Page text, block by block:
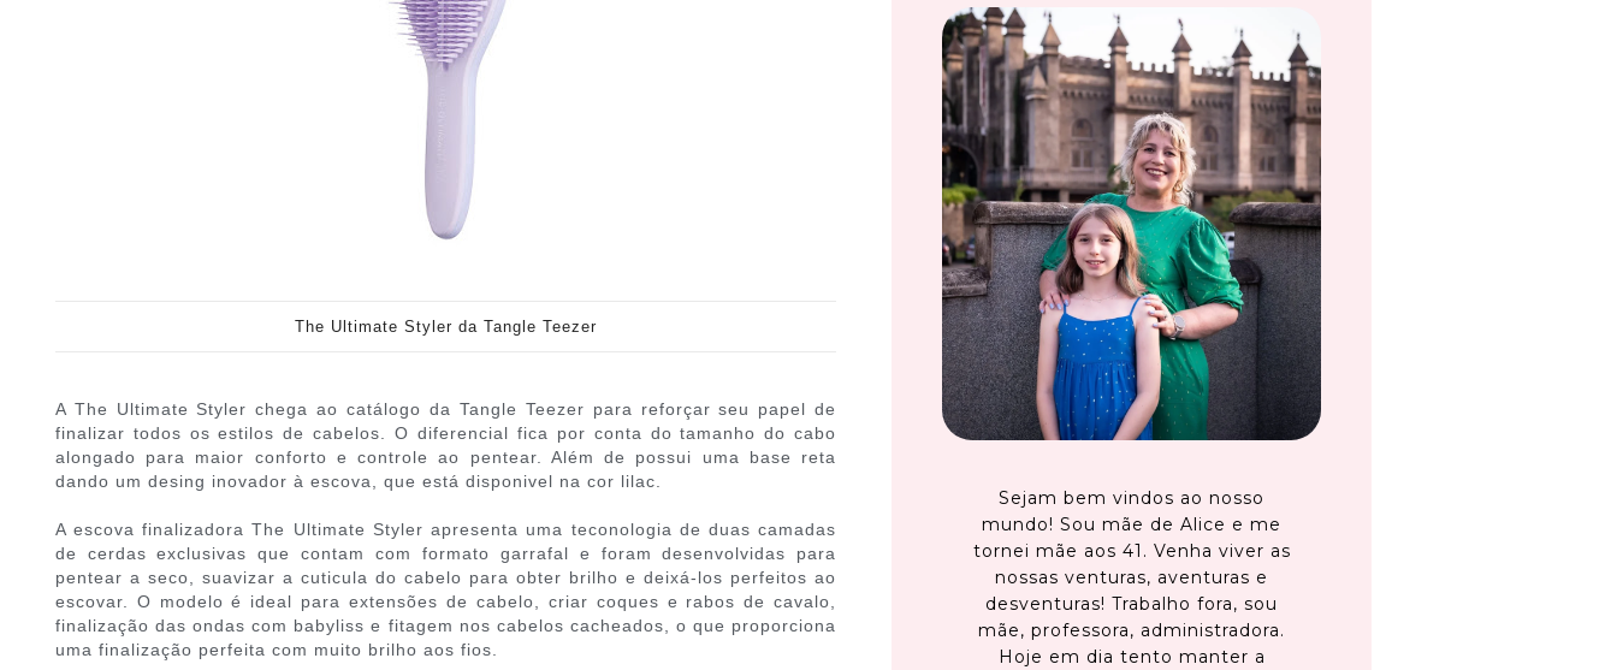
The Ultimate Styler da Tangle Teezer
A The Ultimate Styler chega ao catálogo da Tangle Teezer para reforçar seu papel de
finalizar todos os estilos de cabelos. O diferencial fica por conta do tamanho do cabo
alongado para maior conforto e controle ao pentear. Além de possui uma base reta
dando um desing inovador à escova, que está disponivel na cor lilac.
A escova finalizadora The Ultimate Styler apresenta uma teconologia de duas camadas
de cerdas exclusivas que contam com formato garrafal e foram desenvolvidas para
pentear a seco, suavizar a cuticula do cabelo para obter brilho e deixá-los perfeitos ao
escovar. O modelo é ideal para extensões de cabelo, criar coques e rabos de cavalo,
finalização das ondas com babyliss e fitagem nos cabelos cacheados, o que proporciona
uma finalização perfeita com muito brilho aos fios.
Sejam bem vindos ao nosso
mundo! Sou mãe de Alice e me
tornei mãe aos 41. Venha viver as
nossas venturas, aventuras e
desventuras! Trabalho fora, sou
mãe, professora, administradora.
Hoje em dia tento manter a